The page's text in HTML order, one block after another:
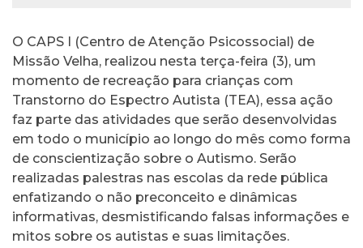
O CAPS I (Centro de Atenção Psicossocial) de
Missão Velha, realizou nesta terça-feira (3), um
momento de recreação para crianças com
Transtorno do Espectro Autista (TEA), essa ação
faz parte das atividades que serão desenvolvidas
em todo o município ao longo do mês como forma
de conscientização sobre o Autismo. Serão
realizadas palestras nas escolas da rede pública
enfatizando o não preconceito e dinâmicas
informativas, desmistificando falsas informações e
mitos sobre os autistas e suas limitações.